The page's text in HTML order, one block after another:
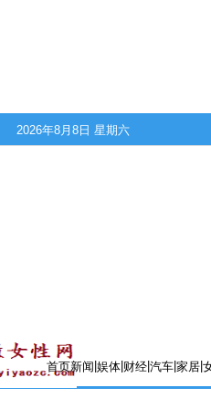
2026年8月8日 星期六
首页新闻 娱体 财经 汽车 家居